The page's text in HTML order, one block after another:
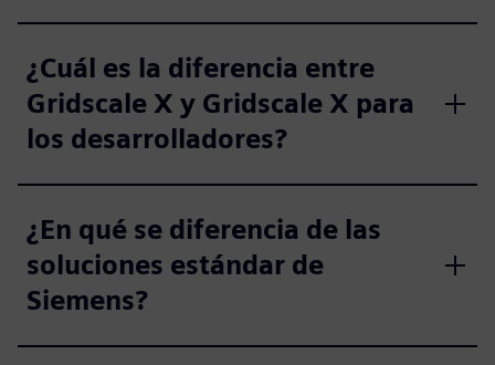
¿Cuál es la diferencia entre
Gridscale X y Gridscale X para
los desarrolladores?
¿En qué se diferencia de las
soluciones estándar de
Siemens?